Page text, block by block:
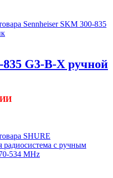
835 G3-B-X ручной